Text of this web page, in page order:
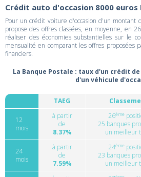
Crédit auto d'occasion 8000 euros
Pour un crédit voiture d'occasion d'un montant
propose des offres classées, en moyenne, en 26
réaliser des économies substantielles sur le
mensualité en comparant les offres proposées
financiers.
La Banque Postale : taux d'un crédit
d'un véhicule
TAEG
12
mois
à partir
de
8.37%
26ème
25 banques
un meilleur
24
mois
à partir
de
7.59%
24ème
23 banques
un meilleur